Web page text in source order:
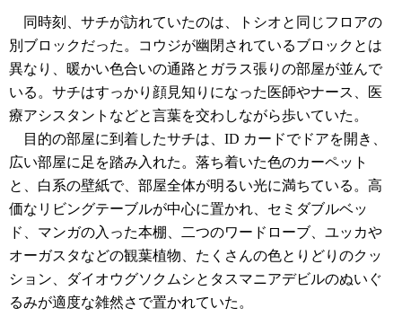
同時刻、サチが訪れていたのは、トシオと同じフロアの
別ブロックだった。コウジが幽閉されているブロックとは
異なり、暖かい色合いの通路とガラス張りの部屋が並んで
いる。サチはすっかり顔見知りになった医師やナース、医
療アシスタントなどと言葉を交わしながら歩いていた。
目的の部屋に到着したサチは、ID カードでドアを開き、
広い部屋に足を踏み入れた。落ち着いた色のカーペット
と、白系の壁紙で、部屋全体が明るい光に満ちている。高
価なリビングテーブルが中心に置かれ、セミダブルベッ
ド、マンガの入った本棚、二つのワードローブ、ユッカや
オーガスタなどの観葉植物、たくさんの色とりどりのクッ
ション、ダイオウグソクムシとタスマニアデビルのぬいぐ
るみが適度な雑然さで置かれていた。